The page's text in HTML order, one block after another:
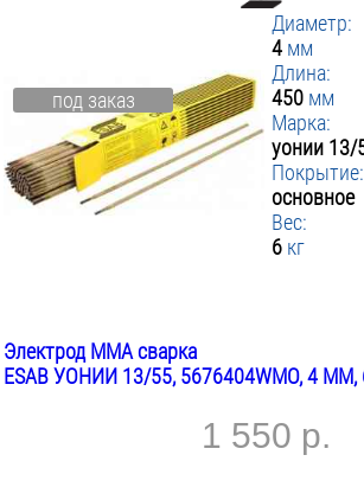
под заказ
Диаметр:
4 мм
Длина:
450 мм
Марка:
уонии 13/
Покрытие:
основное
Вес:
6 кг
Электрод MMA сварка
ESAB УОНИИ 13/55, 5676404WMO, 4 ММ,
1 550 р.